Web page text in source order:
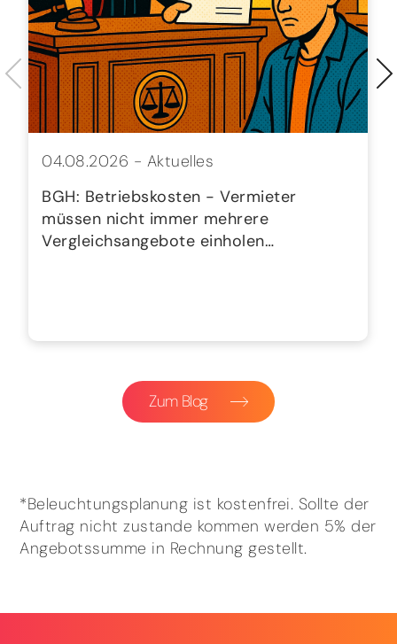
04.08.2026 - Aktuelles
BGH: Betriebskosten - Vermieter
müssen nicht immer mehrere
Vergleichsangebote einholen…
Zum Blog
*Beleuchtungsplanung ist kostenfrei. Sollte der
Auftrag nicht zustande kommen werden 5% der
Angebotssumme in Rechnung gestellt.